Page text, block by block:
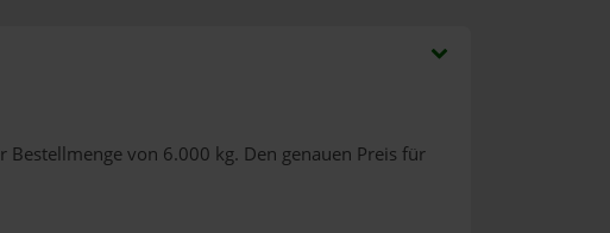
Bestellmenge von 6.000 kg. Den genauen Preis für